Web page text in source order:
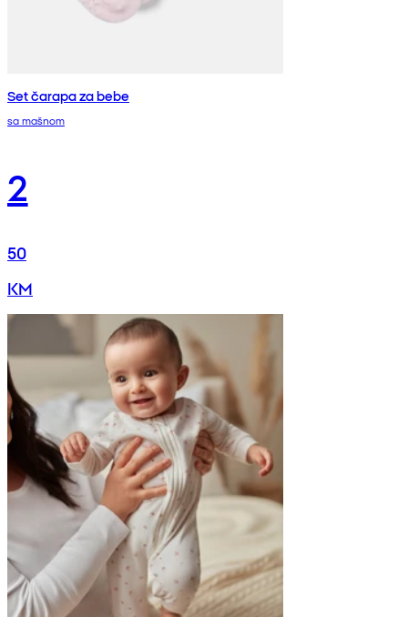
Set čarapa za bebe
sa mašnom
2
50
KM